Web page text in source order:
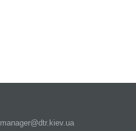
manager@dtr.kiev.ua